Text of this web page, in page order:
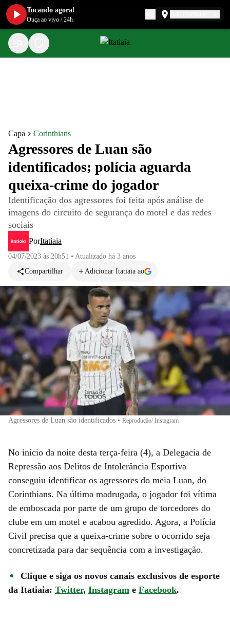
Capa Corinthians
Agressores de Luan são
identificados; polícia aguarda
queixa-crime do jogador
Identificação dos agressores foi feita após análise de
imagens do circuito de segurança do motel e das redes
sociais
PorItatiaia
04/07/2023 às 20h51 • Atualizado há 3 anos
Compartilhar
Adicionar Itatiaia ao
Agressores de Luan são identificados • Reprodução/ Instagram
No início da noite desta terça-feira (4), a Delegacia de
Repressão aos Delitos de Intolerância Esportiva
conseguiu identificar os agressores do meia Luan, do
Corinthians. Na última madrugada, o jogador foi vítima
de emboscada por parte de um grupo de torcedores do
clube em um motel e acabou agredido. Agora, a Polícia
Civil precisa que a queixa-crime sobre o ocorrido seja
concretizada para dar sequência com a investigação.
Clique e siga os novos canais exclusivos de esporte
da Itatiaia: Twitter, Instagram e Facebook.
Tocando agora!
Ouça ao vivo /24h